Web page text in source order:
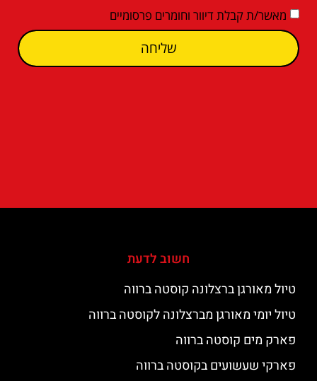
מאשר/ת קבלת דיוור וחומרים פרסומיים
שליחה
חשוב לדעת
טיול מאורגן ברצלונה קוסטה ברווה
טיול יומי מאורגן מברצלונה לקוסטה ברווה
פארק מים קוסטה ברווה
פארקי שעשועים בקוסטה ברווה